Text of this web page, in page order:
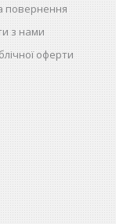
повернення
з нами
оферти